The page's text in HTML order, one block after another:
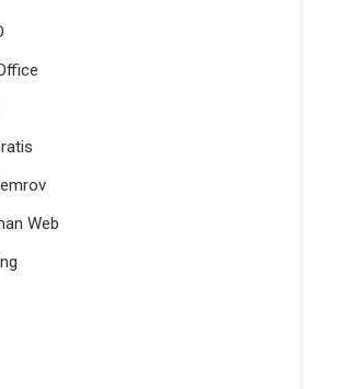
Web